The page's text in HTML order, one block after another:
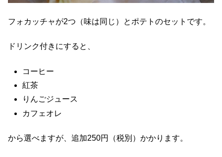
フォカッチャが2つ（味は同じ）とポテトのセットです。
ドリンク付きにすると、
コーヒー
紅茶
りんごジュース
カフェオレ
から選べますが、追加250円（税別）かかります。